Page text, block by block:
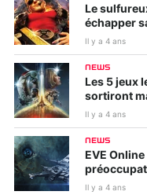
Le
échapper
Il y a 4 ans
NEWS
Les 5 jeux
sortiront
Il y a 4 ans
NEWS
EVE
Il y a 4 ans